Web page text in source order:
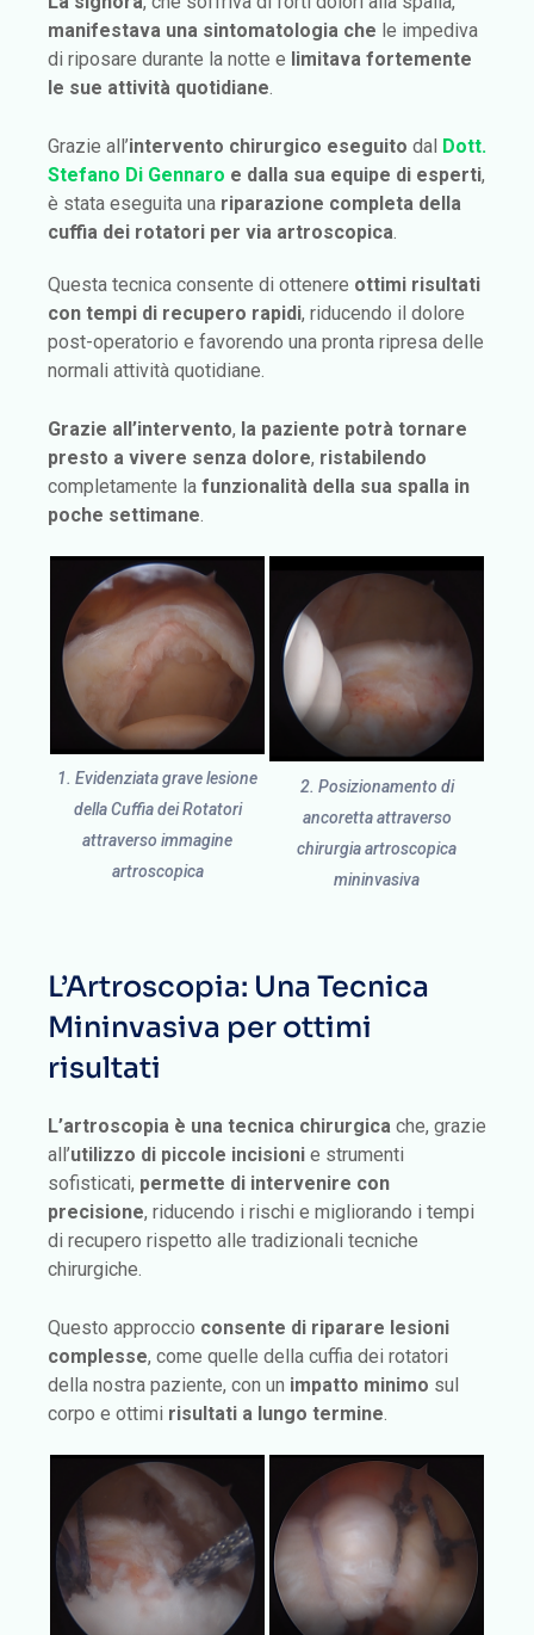
manifestava una sintomatologia che le impediva
di riposare durante la notte e limitava fortemente
le sue attività quotidiane.
Grazie all’intervento chirurgico eseguito dal Dott.
Stefano Di Gennaro e dalla sua equipe di esperti,
è stata eseguita una riparazione completa della
cuffia dei rotatori per via artroscopica.
Questa tecnica consente di ottenere ottimi risultati
con tempi di recupero rapidi, riducendo il dolore
post-operatorio e favorendo una pronta ripresa delle
normali attività quotidiane.
Grazie all’intervento, la paziente potrà tornare
presto a vivere senza dolore, ristabilendo
completamente la funzionalità della sua spalla in
poche settimane.
1. Evidenziata grave lesione
della Cuffia dei Rotatori
attraverso immagine
artroscopica
2. Posizionamento di
ancoretta attraverso
chirurgia artroscopica
mininvasiva
L’Artroscopia: Una Tecnica
Mininvasiva per ottimi
risultati
L’artroscopia è una tecnica chirurgica che, grazie
all’utilizzo di piccole incisioni e strumenti
sofisticati, permette di intervenire con
precisione, riducendo i rischi e migliorando i tempi
di recupero rispetto alle tradizionali tecniche
chirurgiche.
Questo approccio consente di riparare lesioni
complesse, come quelle della cuffia dei rotatori
della nostra paziente, con un impatto minimo sul
corpo e ottimi risultati a lungo termine